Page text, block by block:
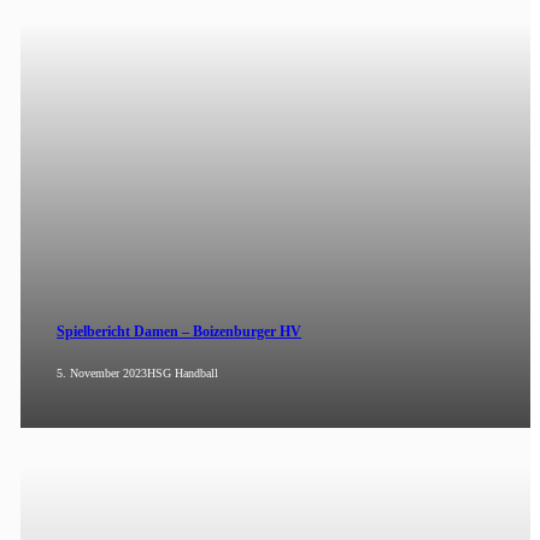
Spielbericht Damen – Boizenburger HV
5. November 2023HSG Handball